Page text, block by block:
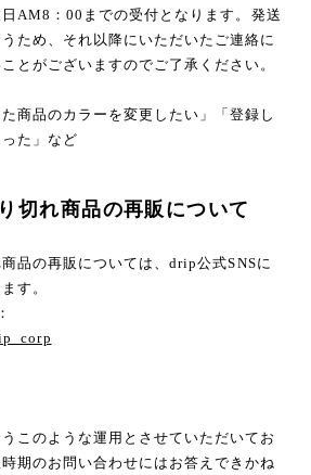
AM8：00までの受付となります。発送
ため、それ以降にいただいたご連絡に
とがございますのでご了承ください。
商品のカラーを変更したい」「登録し
た」など
切れ商品の再販について
品の再販については、drip公式SNSに
す。
このような運用とさせていただいてお
期のお問い合わせにはお答えできかね